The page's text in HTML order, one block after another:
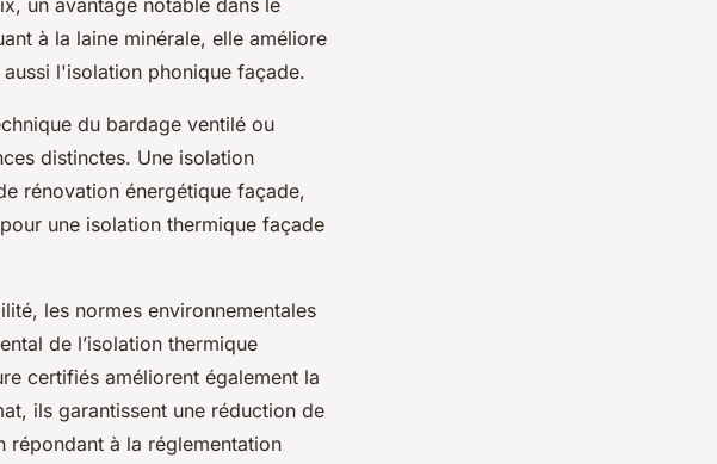
un avantage notable dans le
à la laine minérale, elle améliore
l'isolation phonique façade.
du bardage ventilé ou
distinctes. Une isolation
rénovation énergétique façade,
une isolation thermique façade
les normes environnementales
de l’isolation thermique
certifiés améliorent également la
ils garantissent une réduction de
répondant à la réglementation